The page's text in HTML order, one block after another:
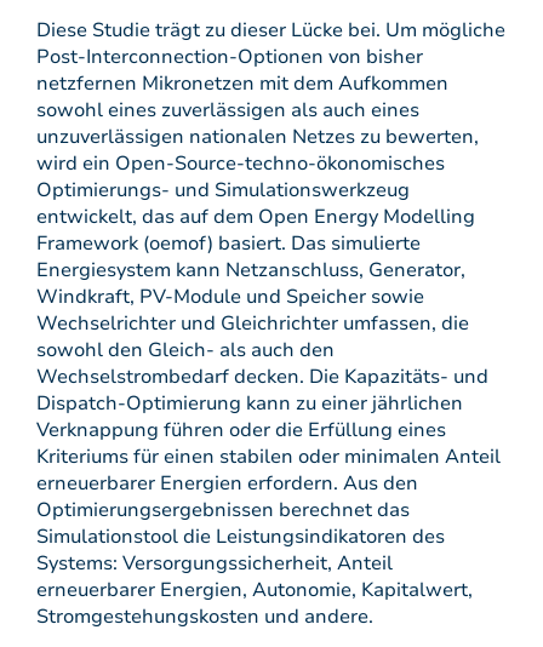
Diese Studie trägt zu dieser Lücke bei. Um mögliche
Post-Interconnection-Optionen von bisher
netzfernen Mikronetzen mit dem Aufkommen
sowohl eines zuverlässigen als auch eines
unzuverlässigen nationalen Netzes zu bewerten,
wird ein Open-Source-techno-ökonomisches
Optimierungs- und Simulationswerkzeug
entwickelt, das auf dem Open Energy Modelling
Framework (oemof) basiert. Das simulierte
Energiesystem kann Netzanschluss, Generator,
Windkraft, PV-Module und Speicher sowie
Wechselrichter und Gleichrichter umfassen, die
sowohl den Gleich- als auch den
Wechselstrombedarf decken. Die Kapazitäts- und
Dispatch-Optimierung kann zu einer jährlichen
Verknappung führen oder die Erfüllung eines
Kriteriums für einen stabilen oder minimalen Anteil
erneuerbarer Energien erfordern. Aus den
Optimierungsergebnissen berechnet das
Simulationstool die Leistungsindikatoren des
Systems: Versorgungssicherheit, Anteil
erneuerbarer Energien, Autonomie, Kapitalwert,
Stromgestehungskosten und andere.